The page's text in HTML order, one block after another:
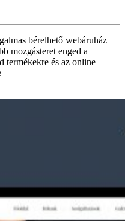
bérelhető webáruház
mozgásteret enged a
termékekre és az online